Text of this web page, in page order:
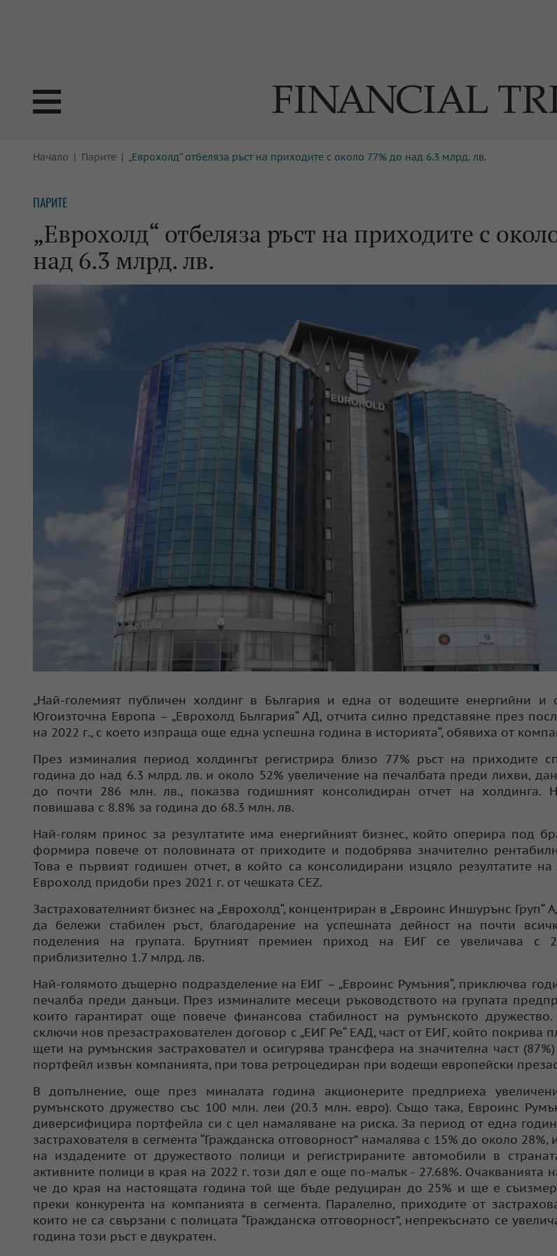
БОРСИ
КРИПТО
БАНКИ
ПАРИТЕ
ЗАСТРАХОВАНЕ
ТЕХНОЛОГИИ
ИМОТИ
АВТОМОБИЛИ
Начало Парите „Еврохолд“ отбеляза ръст на приходите с около 77% до над 6.3 млрд. лв.
ПАРИТЕ
„Еврохолд“ отбеляза ръст на приходите с
над 6.3 млрд. лв.
„Най-големият публичен холдинг в България и една от водещите енергийни и
Югоизточна Европа – „Еврохолд България“ АД, отчита силно представяне през
на 2022 г., с което изпраща още една успешна година в историята“, обявиха от
През изминалия период холдингът регистрира близо 77% ръст на приходите
година до над 6.3 млрд. лв. и около 52% увеличение на печалбата преди лихви,
до почти 286 млн. лв., показва годишният консолидиран отчет на холдинга.
повишава с 8.8% за година до 68.3 млн. лв.
Най-голям принос за резултатите има енергийният бизнес, който оперира под
формира повече от половината от приходите и подобрява значително
Това е първият годишен отчет, в който са консолидирани изцяло резултатите на
Еврохолд придоби през 2021 г. от чешката CEZ.
Застрахователният бизнес на „Еврохолд“, концентриран в „Евроинс Иншурънс Груп“
да бележи стабилен ръст, благодарение на успешната дейност на почти
поделения на групата. Брутният премиен приход на ЕИГ се увеличава с
приблизително 1.7 млрд. лв.
Най-голямото дъщерно подразделение на ЕИГ – „Евроинс Румъния“, приключва
печалба преди данъци. През изминалите месеци ръководството на групата
които гарантират още повече финансова стабилност на румънското дружество.
сключи нов презастрахователен договор с „ЕИГ Ре“ EАД, част от ЕИГ, който покрива
щети на румънския застраховател и осигурява трансфера на значителна част
портфейл извън компанията, при това ретроцедиран при водещи европейски
В допълнение, още през миналата година акционерите предприеха
румънското дружество със 100 млн. леи (20.3 млн. евро). Също така, Евроинс
диверсифицира портфейла си с цел намаляване на риска. За период от една
застрахователя в сегмента “Гражданска отговорност” намалява с 15% до около
на издадените от дружеството полици и регистрираните автомобили в
активните полици в края на 2022 г. този дял е още по-малък - 27.68%. Очакванията
че до края на настоящата година той ще бъде редуциран до 25% и ще е
преки конкурента на компанията в сегмента. Паралелно, приходите от
които не са свързани с полицата “Гражданска отговорност”, непрекъснато се
година този ръст е двукратен.